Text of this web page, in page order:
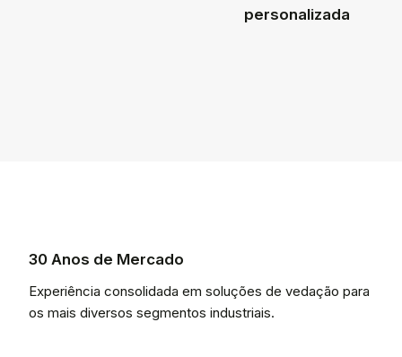
personalizada
30 Anos de Mercado
Experiência consolidada em soluções de vedação para
os mais diversos segmentos industriais.